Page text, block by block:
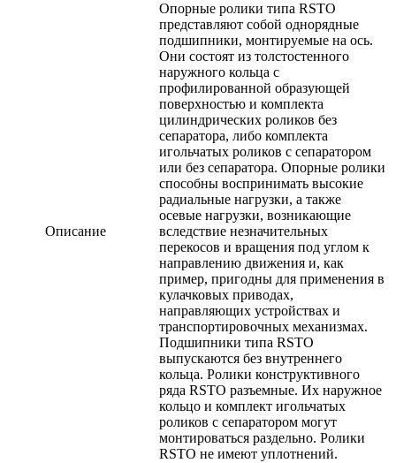
Описание
Опорные ролики типа RSTO
представляют собой однорядные
подшипники, монтируемые на ось.
Они состоят из толстостенного
наружного кольца с
профилированной образующей
поверхностью и комплекта
цилиндрических роликов без
сепаратора, либо комплекта
игольчатых роликов с сепаратором
или без сепаратора. Опорные ролики
способны воспринимать высокие
радиальные нагрузки, а также
осевые нагрузки, возникающие
вследствие незначительных
перекосов и вращения под углом к
направлению движения и, как
пример, пригодны для применения в
кулачковых приводах,
направляющих устройствах и
транспортировочных механизмах.
Подшипники типа RSTO
выпускаются без внутреннего
кольца. Ролики конструктивного
ряда RSTO разъемные. Их наружное
кольцо и комплект игольчатых
роликов с сепаратором могут
монтироваться раздельно. Ролики
RSTO не имеют уплотнений.